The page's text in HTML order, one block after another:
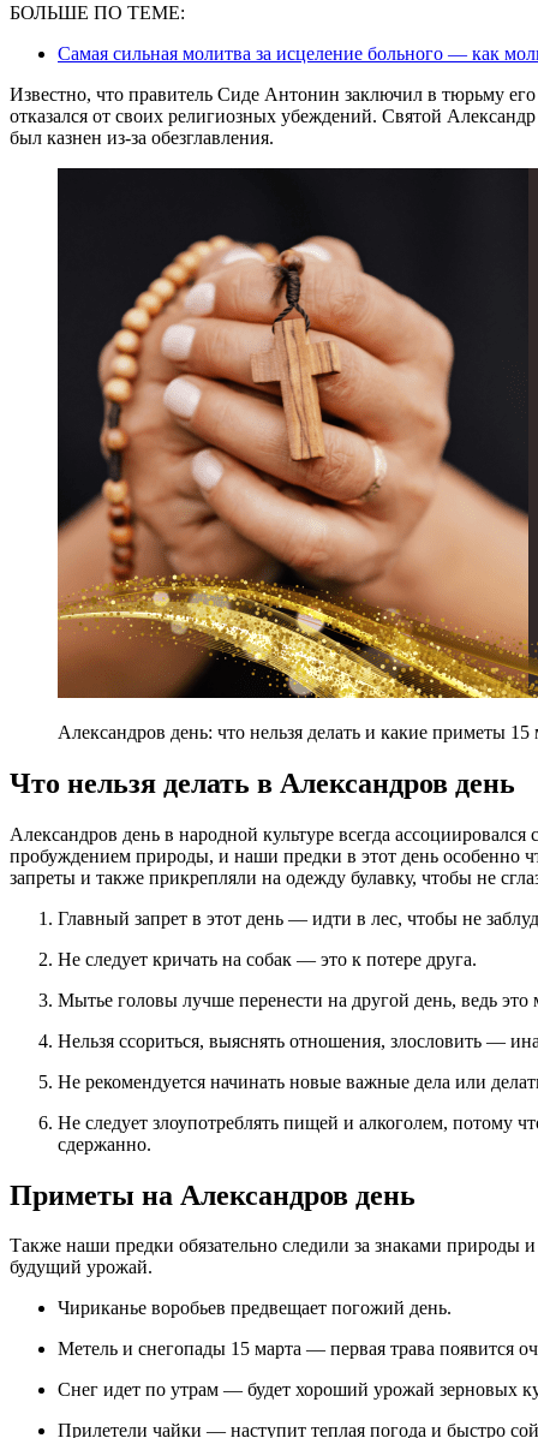
БОЛЬШЕ ПО ТЕМЕ:
Самая сильная молитва за исцеление больного — как
Известно, что правитель Сиде Антонин заключил в тюрьму
отказался от своих религиозных убеждений. Святой
был казнен из-за обезглавления.
Александров день: что нельзя делать и какие приметы
Что нельзя делать в Александров день
Александров день в народной культуре всегда
пробуждением природы, и наши предки в этот день особенно
запреты и также прикрепляли на одежду булавку, чтобы не
Главный запрет в этот день — идти в лес, чтобы не
Не следует кричать на собак — это к потере друга.
Мытье головы лучше перенести на другой день, ведь
Нельзя ссориться, выяснять отношения, злословить —
Не рекомендуется начинать новые важные дела или
Не следует злоупотреблять пищей и алкоголем, потому что день памяти святого желательно провести
сдержанно.
Приметы на Александров день
Также наши предки обязательно следили за знаками природы
будущий урожай.
Чириканье воробьев предвещает погожий день.
Метель и снегопады 15 марта — первая трава появится
Снег идет по утрам — будет хороший урожай зерновых
Прилетели чайки — наступит теплая погода и быстро